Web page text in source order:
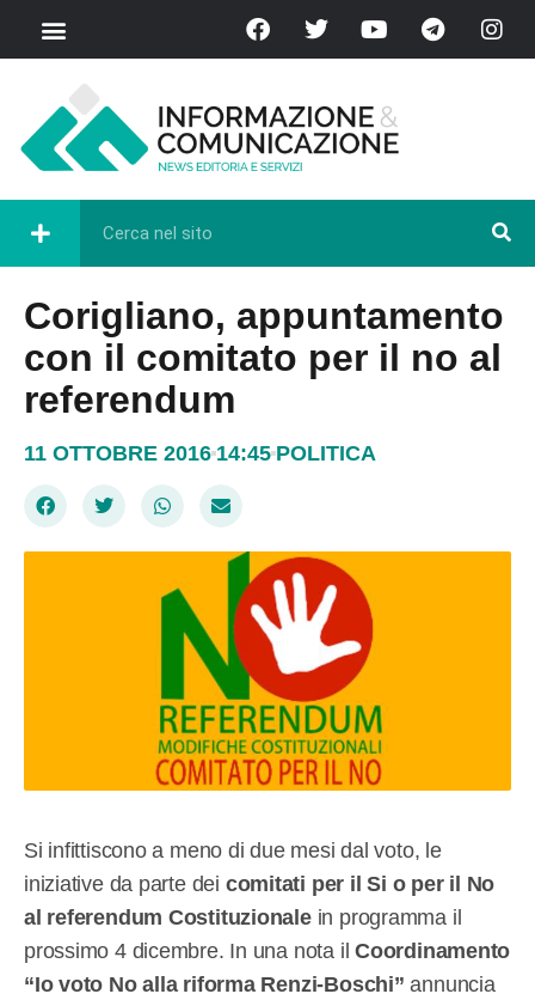
Corigliano, appuntamento
con il comitato per il no al
referendum
11 OTTOBRE 2016 14:45 POLITICA
Si infittiscono a meno di due mesi dal voto, le
iniziative da parte dei comitati per il Si o per il No
al referendum Costituzionalein programma il
prossimo 4 dicembre. In una nota ilCoordinamento
“Io voto No alla riforma Renzi-Boschi” annuncia